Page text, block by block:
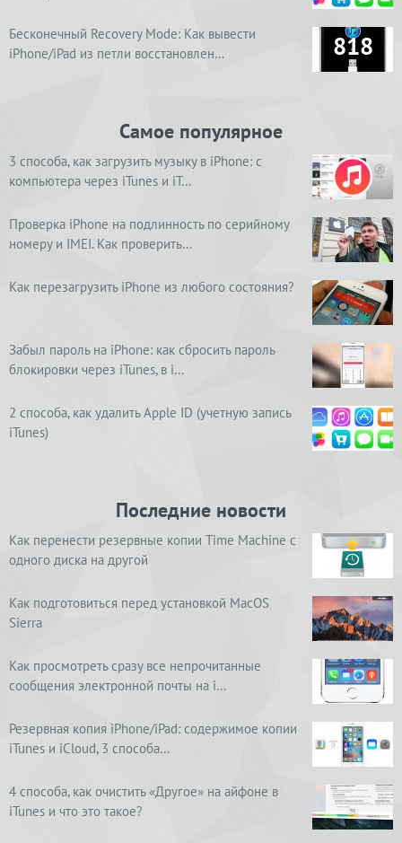
Бесконечный Recovery Mode: Как вывести
iPhone/iPad из петли восстановлен…
818
Самое популярное
3 способа, как загрузить музыку в iPhone: с
компьютера через iTunes и iT…
Проверка iPhone на подлинность по серийному
номеру и IMEI. Как проверить…
Как перезагрузить iPhone из любого состояния?
Забыл пароль на iPhone: как сбросить пароль
блокировки через iTunes, в i…
2 способа, как удалить Apple ID (учетную запись
iTunes)
Последние новости
Как перенести резервные копии Time Machine с
одного диска на другой
Как подготовиться перед установкой MacOS
Sierra
Как просмотреть сразу все непрочитанные
сообщения электронной почты на i…
Резервная копия iPhone/iPad: содержимое копии
iTunes и iCloud, 3 способа…
4 способа, как очистить «Другое» на айфоне в
iTunes и что это такое?